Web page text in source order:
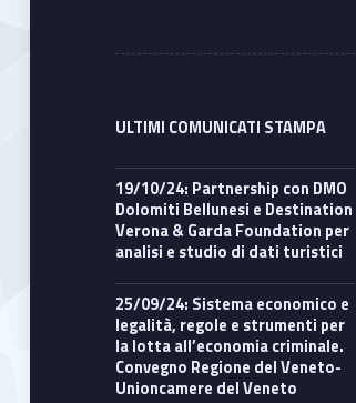
ULTIMI COMUNICATI STAMPA
19/10/24: Partnership con DMO
Dolomiti Bellunesi e Destination
Verona & Garda Foundation per
analisi e studio di dati turistici
25/09/24: Sistema economico e
legalità, regole e strumenti per
la lotta all’economia criminale.
Convegno Regione del Veneto-
Unioncamere del Veneto